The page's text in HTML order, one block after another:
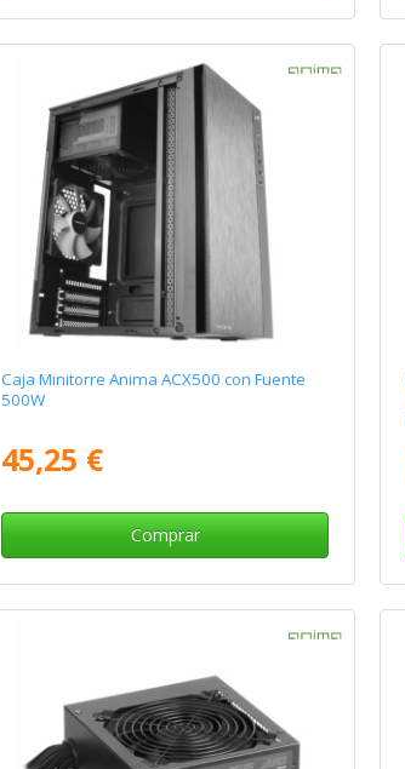
Caja Minitorre Anima ACX500 con Fuente
500W
45,25 €
Comprar